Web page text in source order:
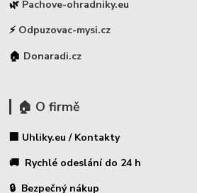
🌿 Pachove-ohradniky.eu
⚡ Odpuzovac-mysi.cz
🏠 Donaradi.cz
🏠 O firmě
🏢 Uhliky.eu / Kontakty
🚚 Rychlé odeslání do 24 h
🔒 Bezpečný nákup